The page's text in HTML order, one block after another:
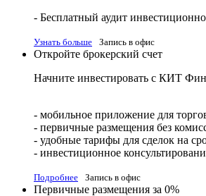
- Бесплатный аудит
Узнать больше Запись в офис
Откройте брокерский счет
Начните инвестировать с КИТ
- мобильное приложение для
- первичные размещения без
- удобные тарифы для сделок на
- инвестиционное
Подробнее Запись в офис
Первичные размещения за 0%